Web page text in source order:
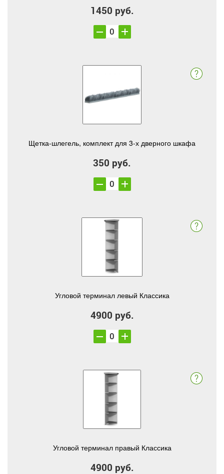
1450 руб.
Щетка-шлегель, комплект для 3-х дверного шкафа
350 руб.
Угловой терминал левый Классика
4900 руб.
Угловой терминал правый Классика
4900 руб.